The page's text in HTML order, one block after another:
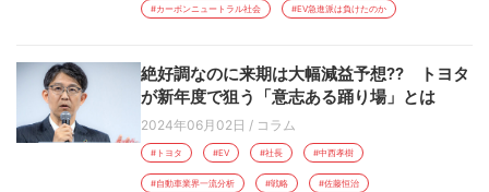
#カーボンニュートラル社会 #EV急進派は負けたのか
絶好調なのに来期は大幅減益予想?? トヨタ
が新年度で狙う「意志ある踊り場」とは
2024年06月02日 / コラム
#トヨタ #EV #社長 #中西孝樹
#自動車業界一流分析 #戦略 #佐藤恒治